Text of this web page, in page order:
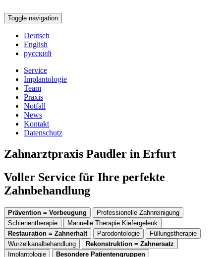
Toggle navigation
Deutsch
English
русский
Service
Implantologie
Team
Praxis
Notfall
News
Kontakt
Datenschutz
Zahnarztpraxis Paudler in Erfurt
Voller Service für Ihre perfekte
Zahnbehandlung
Prävention = Vorbeugung
Professionelle Zahnreinigung
Schienentherapie
Manuelle Therapie Kiefergelenk
Restauration = Zahnerhalt
Parodontologie
Füllungstherapie
Wurzelkanalbehandlung
Rekonstruktion = Zahnersatz
Implantologie
Besondere Patientengruppen